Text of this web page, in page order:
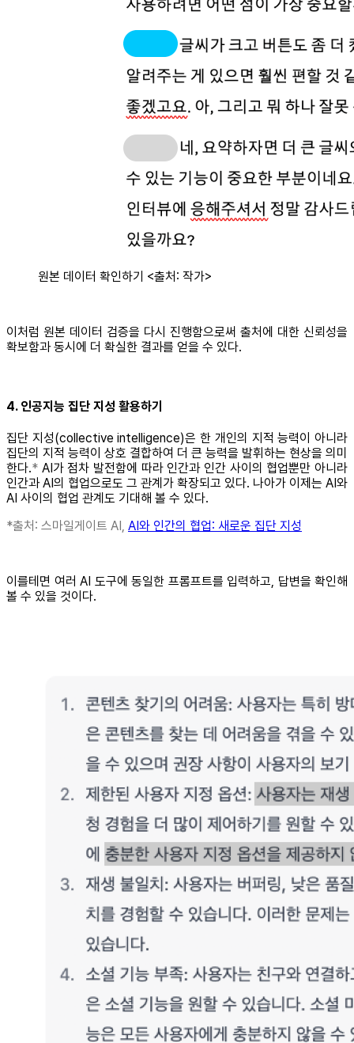
원본 데이터 확인하기 <출처: 작가>
이처럼 원본 데이터 검증을 다시 진행함으로써 출처에 대한 신뢰성을
확보함과 동시에 더 확실한 결과를 얻을 수 있다.
4. 인공지능 집단 지성 활용하기
집단 지성(collective intelligence)은 한 개인의 지적 능력이 아니라
집단의 지적 능력이 상호 결합하여 더 큰 능력을 발휘하는 현상을 의미
한다.* AI가 점차 발전함에 따라 인간과 인간 사이의 협업뿐만 아니라
인간과 AI의 협업으로도 그 관계가 확장되고 있다. 나아가 이제는 AI와
AI 사이의 협업 관계도 기대해 볼 수 있다.
*출처: 스마일게이트 AI, AI와 인간의 협업: 새로운 집단 지성
이를테면 여러 AI 도구에 동일한 프롬프트를 입력하고, 답변을 확인해
볼 수 있을 것이다.